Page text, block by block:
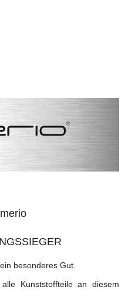
besonderes Gut.
Kunststoffteile an diesem